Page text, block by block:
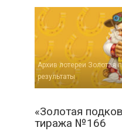
Архив лотереи Золотая
результаты
«Золотая
тиража №166